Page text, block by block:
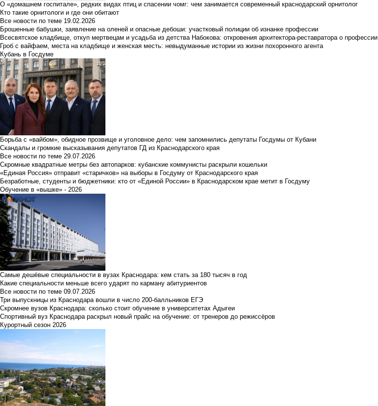
О «домашнем госпитале», редких видах птиц и спасении чомг: чем занимается современный краснодарский орнитолог
Кто такие орнитологи и где они обитают
Все новости по теме 19.02.2026
Брошенные бабушки, заявление на оленей и опасные дебоши: участковый полиции об изнанке профессии
Всесвятское кладбище, откуп мертвецам и усадьба из детства Набокова: откровения архитектора-реставратора о профессии
Гроб с вайфаем, места на кладбище и женская месть: невыдуманные истории из жизни похоронного агента
Кубань в Госдуме
Борьба с «вайбом», обидное прозвище и уголовное дело: чем запомнились депутаты Госдумы от Кубани
Скандалы и громкие высказывания депутатов ГД из Краснодарского края
Все новости по теме 29.07.2026
Скромные квадратные метры без автопарков: кубанские коммунисты раскрыли кошельки
«Единая Россия» отправит «старичков» на выборы в Госдуму от Краснодарского края
Безработные, студенты и бюджетники: кто от «Единой России» в Краснодарском крае метит в Госдуму
Обучение в «вышке» - 2026
Самые дешёвые специальности в вузах Краснодара: кем стать за 180 тысяч в год
Какие специальности меньше всего ударят по карману абитуриентов
Все новости по теме 09.07.2026
Три выпускницы из Краснодара вошли в число 200-балльников ЕГЭ
Скромнее вузов Краснодара: сколько стоит обучение в университетах Адыгеи
Спортивный вуз Краснодара раскрыл новый прайс на обучение: от тренеров до режиссёров
Курортный сезон 2026